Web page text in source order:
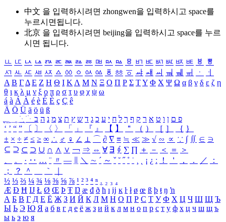
中文 을 입력하시려면 zhongwen을 입력하시고 space를
누르시면됩니다.
北京 을 입력하시려면 beijing을 입력하시고 space를 누르
시면 됩니다.
ㅥ ㅦ ㅧ ㅨ ㅩ ㅪ ㅫ ㅬ ㅭ ㅮ ㅯ ㅰ ㅱ ㅲ ㅳ ㅴ ㅵ ㅶ ㅷ ㅸ
ㅹ
ㅺ ㅻ ㅼ ㅽ ㅾ ㅿ ㆀ ㆁ ㆂ ㆃ ㆄ ㆅ ㆆ ㆇ ㆈ ㆉ ㆊ ㆋ ㆌ ㆍ
ㆎ
Α Β ΓΔ Ε Ζ Η Θ Ι ΚΛ Μ Ν Ξ Ο Π Ρ Σ ΤΥ Φ Χ Ψ Ω α β γ δ ε ζ η
θ ι κ λ μ ν ξ ο π ρ σ τ υ φ χ ψ ω
á à Á À é è É È ç Ç ê
Ä Ö Ü ä ö ü ß
ִֶֹ ֻּ ׁׂ פ ם ן ו ט א ר ק ף ך ל ח י ע כ ג ד ש ץ ת צ מ נ ה ב
‘ ’ “ ” 〔 〕 〈 〉 「 」 『 』 【 】 ＂ （ ） ［ ］ ｛ ｝
± × ÷ ≠ ≤ ≥ ∞ ∴ ♂ ♀ ∠ ⊥ ⌒ ∂ ∇ ≡ ≒ ≪ ≫ √ ∽ ∝ ∵ ∫ ∬ ∈ ∋
⊆ ⊇ ⊂ ⊃ ∪ ∩ ∧ ∨ ￢ ⇒ ⇔ ∀ ∃ ∮ ∑ ∏ ＋ － ＜ ＝
＞
、
。 · ‥ … ¨ 〃 ― ＼ ∼ ´ ～ ˇ ˘ ˝ ˚ ˙ ¸ ¡ ¿ ː ！ ＇ ， ． ／
：
；
？ ＾ ｀
½ ⅓ ⅔ ¼ ¾ ⅛ ⅜ ⅝ ⅞ ¹ ² ³ ⁴ ⁿ ₁ ₂ ₃ ₄
Æ Ð Ħ Ĳ Ł Ø Œ Þ Ŧ Ŋ æ đ ð ħ ı ĳ ĸ ŀ ł ø œ ß þ ŧ ŋ ŉ
А Б В Г Д Е Ё Ж З И Й К Л М Н О П Р С Т У Ф Х Ц Ч Ш Щ Ъ
Ы Ь Э Ю Я а б в г д е ё ж з и й к л м н о п р с т у ф х ц ч ш щ ъ
ы ь э ю я